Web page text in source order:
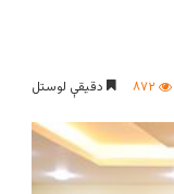
۸۷۲ دقیقې لوستل